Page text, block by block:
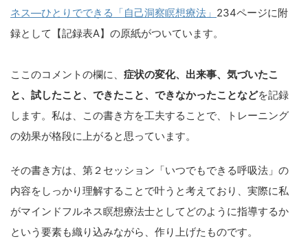
ネス―ひとりでできる「自己洞察瞑想療法」 234ページに附
録として【記録表A】の原紙がついています。
ここのコメントの欄に、 症状の変化、出来事、気づいたこ
と、試したこと、できたこと、できなかったことなどを記録
します。私は、この書き方を工夫することで、トレーニング
の効果が格段に上がると思っています。
その書き方は、第２セッション「いつでもできる呼吸法」の
内容をしっかり理解することで叶うと考えており、実際に私
がマインドフルネス瞑想療法士としてどのように指導するか
という要素も織り込みながら、作り上げたものです。